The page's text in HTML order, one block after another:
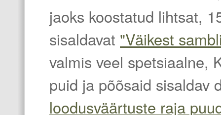
jaoks koostatud lihtsat,
sisaldavat "Väikest
valmis veel spetsiaalne,
puid ja põõsaid sisaldav
loodusväärtuste raja